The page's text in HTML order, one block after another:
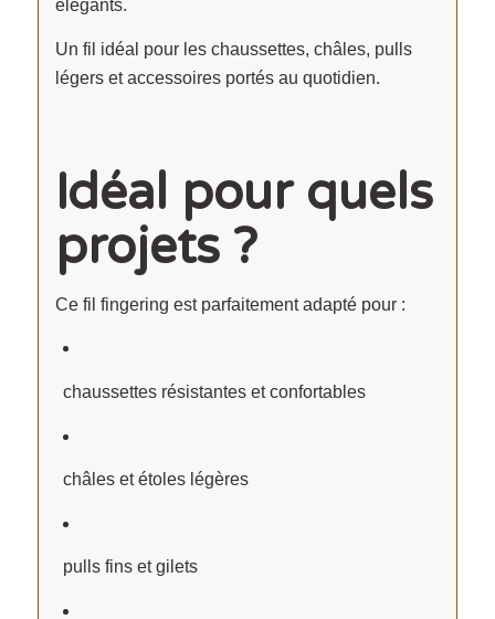
élégants.
Un fil idéal pour les chaussettes, châles, pulls
légers et accessoires portés au quotidien.
Idéal pour quels
projets ?
Ce fil fingering est parfaitement adapté pour :
chaussettes résistantes et confortables
châles et étoles légères
pulls fins et gilets